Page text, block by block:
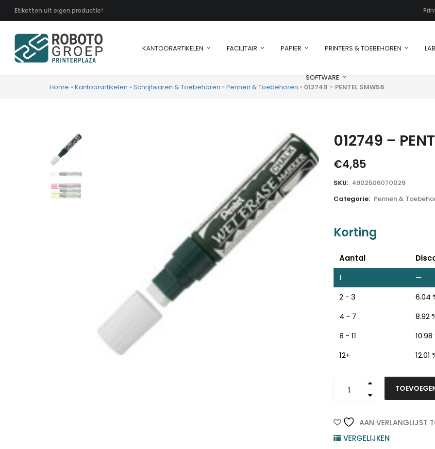
Etiketten uit eigen productie!
KANTOORARTIKELEN FACILITAIR PAPIER PRINTERS & TOEBEHOREN
SOFTWARE
Home » Kantoorartikelen » Schrijfwaren & Toebehoren » Pennen & Toebehoren » 012749 – PENTEL SMW56
012749 –
€4,85
SKU: 4902506070029
Categorie: Pennen &
Korting
Aantal
1
—
2 - 3
6.04
4 - 7
8.92
8 - 11
10.98
12+
12.01
quantityAAN VERLANGLIJST
VERGELIJKEN